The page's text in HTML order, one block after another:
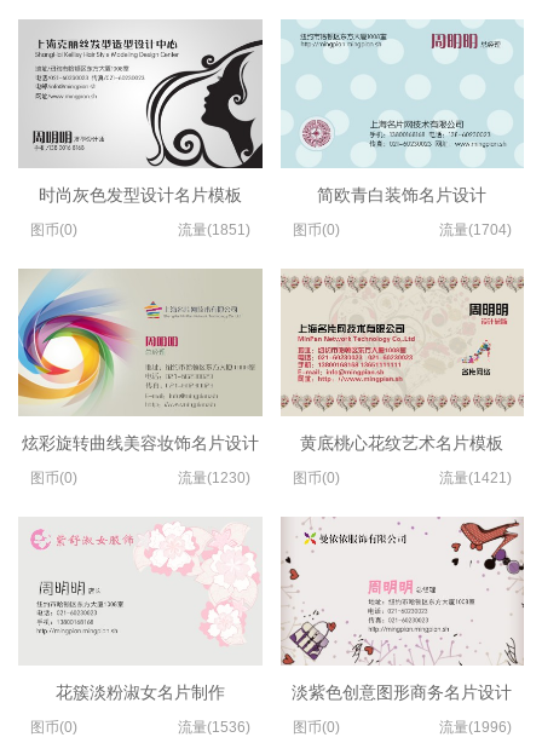
时尚灰色发型设计名片模板
图币(0) 流量(1851)
炫彩旋转曲线美容妆饰名片设计
图币(0) 流量(1230)
花簇淡粉淑女名片制作
图币(0) 流量(1536)
简欧青白装饰名片设计
图币(0) 流量(1704)
黄底桃心花纹艺术名片模板
图币(0) 流量(1421)
淡紫色创意图形商务名片设计
图币(0) 流量(1996)